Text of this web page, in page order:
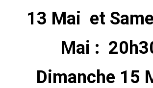
13 Mai et
Mai :
Dimanche 15